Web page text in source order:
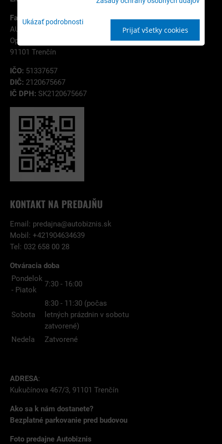
Fakturačná adresa:
AUTOBIZNIS.SK s.r.o.
Opatovská 32
91101 Trenčín
IČO: 51337657
DIČ: 2120675667
IČ DPH: SK2120675667
KONTAKT NA PREDAJŇU
Email: predajna@autobiznis.sk
Mobil: +421904634639
Tel: 032 658 00 28
Otváracia doba
Pondelok
- Piatok
7:30 - 16:00
Sobota
8:30 - 11:30 (počas
letných prázdnin v sobotu
zatvorené)
Nedela
Zatvorené
ADRESA:
Kukučínova 467/3, 91101 Trenčín
Ako sa k nám dostanete?
Bezplatné parkovanie pred budovou
Foto predajne Autobiznis
Ukázať podrobnosti
Prijať všetky cookies